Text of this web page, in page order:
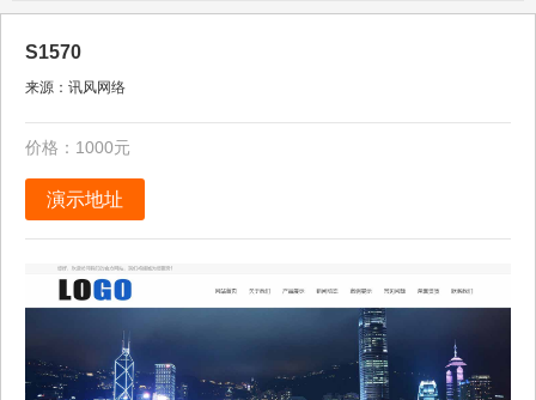
S1570
来源：讯风网络
价格：1000元
演示地址